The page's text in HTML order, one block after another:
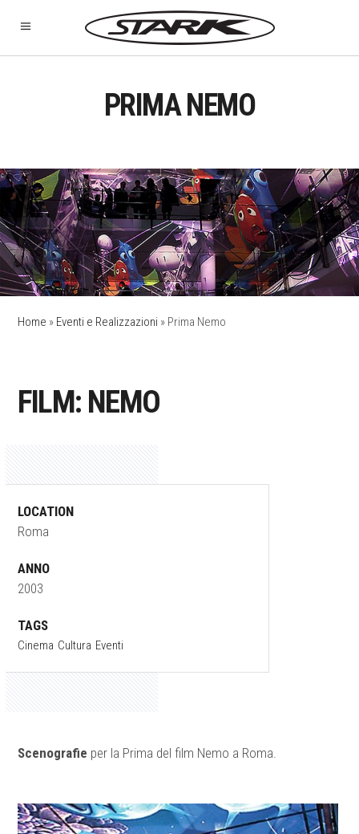
PRIMA NEMO
Home » Eventi e Realizzazioni » Prima Nemo
FILM: NEMO
LOCATION
Roma
ANNO
2003
TAGS
Cinema Cultura Eventi
Scenografie per la Prima del film Nemo a Roma.